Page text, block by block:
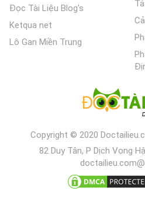
Đọc Tài Liệu Blog's
Ketqua net
Lô Gan Miền Trung
Copyright © 2020
82 Duy Tân, P Dịch Vọng